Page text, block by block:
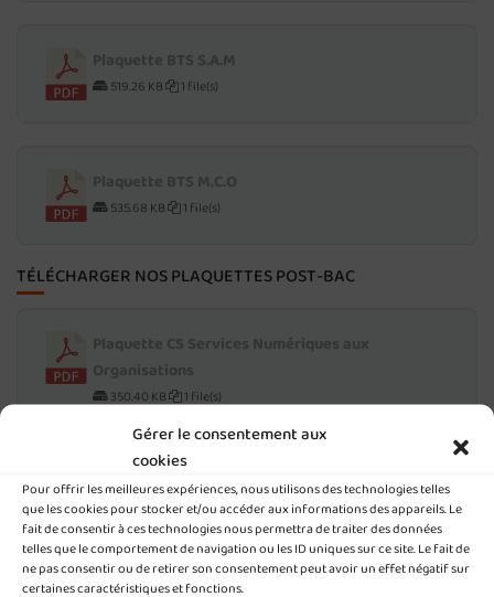
Gérer le consentement aux
cookies
Pour offrir les meilleures expériences, nous utilisons des technologies telles
que les cookies pour stocker et/ou accéder aux informations des appareils. Le
fait de consentir à ces technologies nous permettra de traiter des données
telles que le comportement de navigation ou les ID uniques sur ce site. Le fait de
ne pas consentir ou de retirer son consentement peut avoir un effet négatif sur
certaines caractéristiques et fonctions.
519.26 KB 1 file(s)
535.68 KB 1 file(s)
TÉLÉCHARGER NOS PLAQUETTES POST-BAC
350.40 KB 1 file(s)
Plaquette BTS gestion P.M.E
582.47 KB 1 file(s)